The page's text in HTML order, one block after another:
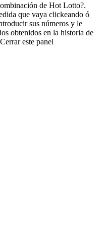
de Hot Lotto?.
que vaya clickeando ó
sus números y le
obtenidos en la historia de